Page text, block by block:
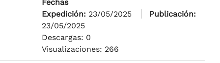
Fechas
Expedición: 23/05/2025
Publicación:
23/05/2025
Descargas: 0
Visualizaciones: 266